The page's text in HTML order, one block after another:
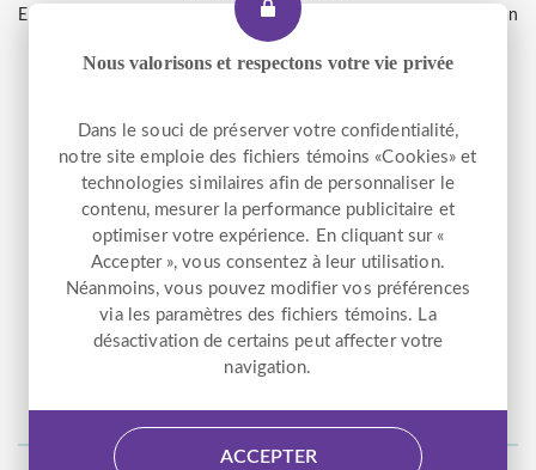
Entrée accessible et pour le transport adapté : 2290, rue Workman
Télécopieur
+1 514 933-9384
Courriel
info@altergo.ca
NOUS SUIVRE
LinkedIn
Nous valorisons et respectons votre vie privée
Dans le souci de préserver votre confidentialité,
notre site emploie des fichiers témoins «Cookies» et
technologies similaires afin de personnaliser le
contenu, mesurer la performance publicitaire et
optimiser votre expérience. En cliquant sur «
Accepter », vous consentez à leur utilisation.
Néanmoins, vous pouvez modifier vos préférences
via les paramètres des fichiers témoins. La
désactivation de certains peut affecter votre
navigation.
ACCEPTER